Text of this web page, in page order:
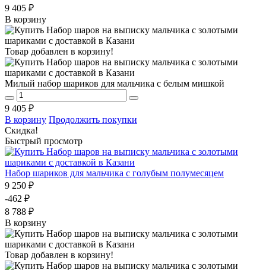
9 405 ₽
В корзину
Товар добавлен в корзину!
Милый набор шариков для мальчика с белым мишкой
9 405 ₽
В корзину Продолжить покупки
Скидка!
Быстрый просмотр
Набор шариков для мальчика с голубым полумесяцем
9 250 ₽
-462 ₽
8 788 ₽
В корзину
Товар добавлен в корзину!